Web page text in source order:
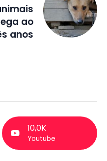
ao
anos
10,0K
Youtube